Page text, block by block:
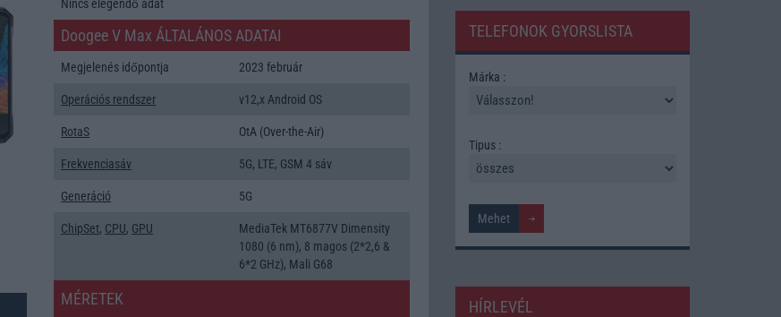
Nincs elegendő adat
Doogee V Max ÁLTALÁNOS ADATAI
Megjelenés időpontja 2023 február
Operációs rendszer v12,x Android OS
RotaS OtA (Over-the-Air)
Frekvenciasáv 5G, LTE, GSM 4 sáv
Generáció 5G
ChipSet, CPU, GPU
MediaTek MT6877V Dimensity
1080 (6 nm), 8 magos (2*2,6 &
6*2 GHz), Mali G68
MÉRETEK
TELEFONOK GYORSLISTA
Márka :
Tipus :
HÍRLEVÉL